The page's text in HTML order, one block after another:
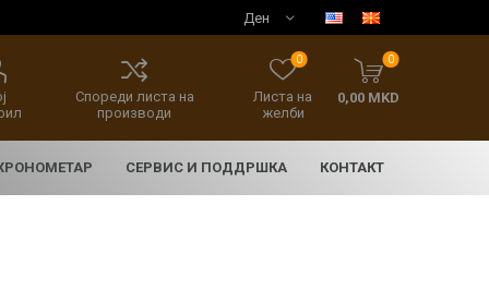
Спореди листа на
производи
Листа на
желби
0 0
0,00 MKD
СЕРВИС И ПОДДРШКА КОНТАКТ